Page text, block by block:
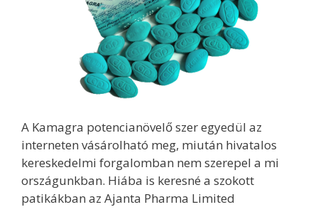
A Kamagra potencianövelő szer egyedül az
interneten vásárolható meg, miután hivatalos
kereskedelmi forgalomban nem szerepel a mi
országunkban. Hiába is keresné a szokott
patikákban az Ajanta Pharma Limited